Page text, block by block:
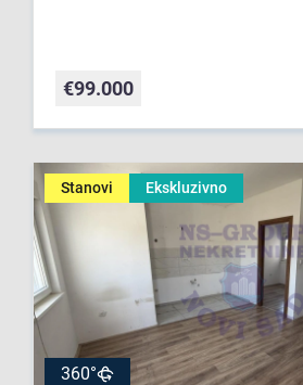
€99.000
Stanovi Ekskluzivno
360°